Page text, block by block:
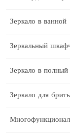
Зеркало в ванной
Зеркальный
Зеркало в полный
Зеркало для